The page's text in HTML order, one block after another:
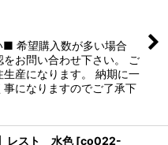
希望購入数が多い場合
お問い合わせ下さい。 ご
産になります。 納期に一
になりますのでご了承下
レスト 水色 [co022-